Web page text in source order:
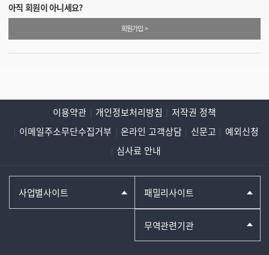
아직 회원이 아니세요?
회원가입 >
이용약관 개인정보처리방침
저작권 정책
이메일주소무단수집거부
온라인 고객상담 신문고
예외신청
심사료 안내
사업별사이트 패밀리사이트
무역관련기관